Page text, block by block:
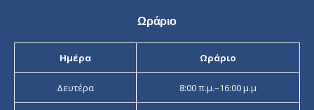
Ωράριο
Ημέρα Ωράριο
Δευτέρα 8:00 π.μ.–16:00 μ.μ